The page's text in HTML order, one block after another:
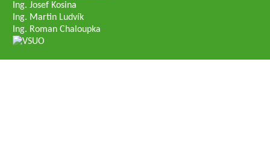
Ing. Josef Kosina
Ing. Martin Ludvík
Ing. Roman Chaloupka